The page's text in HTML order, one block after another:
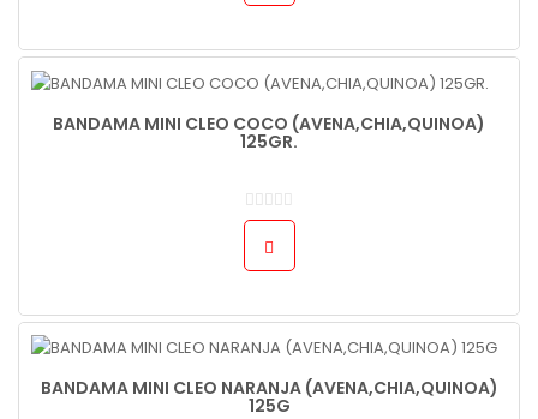
BANDAMA MINI CLEO COCO (AVENA,CHIA,QUINOA)
125GR.
BANDAMA MINI CLEO NARANJA (AVENA,CHIA,QUINOA)
125G